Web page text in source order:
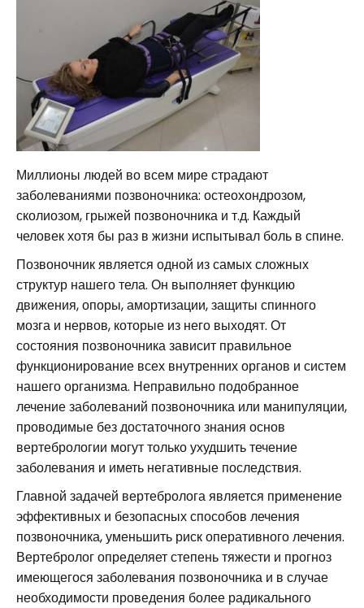
Миллионы людей во всем мире страдают
заболеваниями позвоночника: остеохондрозом,
сколиозом, грыжей позвоночника и т.д. Каждый
человек хотя бы раз в жизни испытывал боль в спине.
Позвоночник является одной из самых сложных
структур нашего тела. Он выполняет функцию
движения, опоры, амортизации, защиты спинного
мозга и нервов, которые из него выходят. От
состояния позвоночника зависит правильное
функционирование всех внутренних органов и систем
нашего организма. Неправильно подобранное
лечение заболеваний позвоночника или манипуляции,
проводимые без достаточного знания основ
вертебрологии могут только ухудшить течение
заболевания и иметь негативные последствия.
Главной задачей вертебролога является применение
эффективных и безопасных способов лечения
позвоночника, уменьшить риск оперативного лечения.
Вертебролог определяет степень тяжести и прогноз
имеющегося заболевания позвоночника и в случае
необходимости проведения более радикального